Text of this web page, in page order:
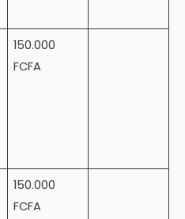
150.000
FCFA
150.000
FCFA